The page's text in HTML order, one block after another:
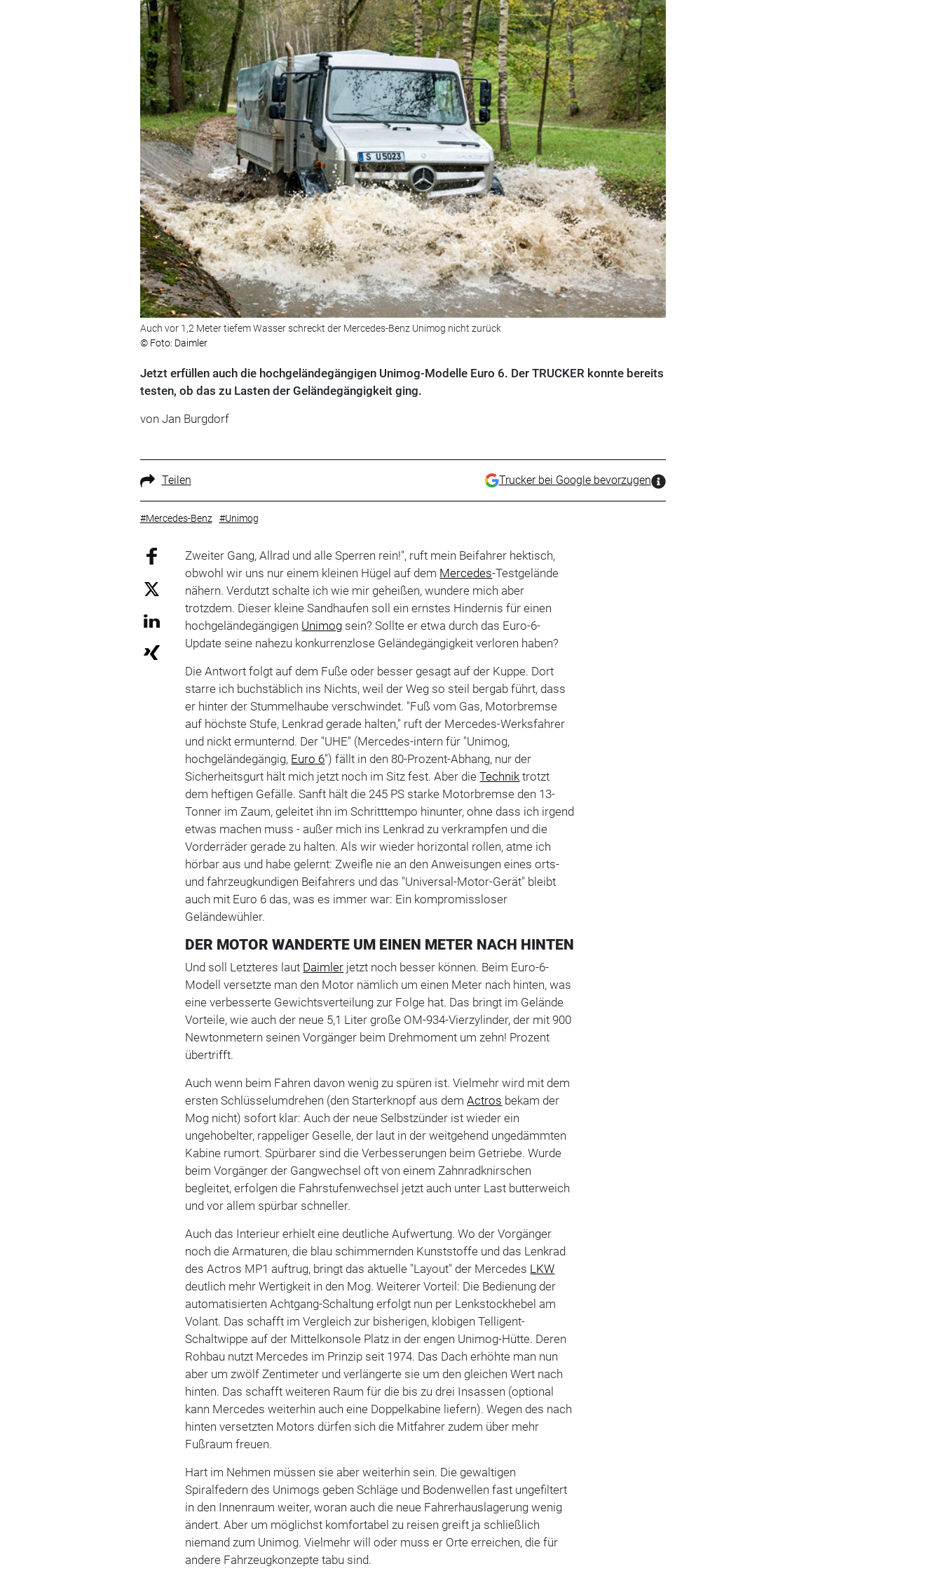
Auch vor 1,2 Meter tiefem Wasser schreckt der Mercedes-Benz Unimog nicht zurück
© Foto: Daimler
Jetzt erfüllen auch die hochgeländegängigen Unimog-Modelle Euro 6. Der TRUCKER konnte bereits
testen, ob das zu Lasten der Geländegängigkeit ging.
von Jan Burgdorf
Teilen Trucker bei Google bevorzugen
#Mercedes-Benz #Unimog
Zweiter Gang, Allrad und alle Sperren rein!", ruft mein Beifahrer hektisch,
obwohl wir uns nur einem kleinen Hügel auf dem Mercedes-Testgelände
nähern. Verdutzt schalte ich wie mir geheißen, wundere mich aber
trotzdem. Dieser kleine Sandhaufen soll ein ernstes Hindernis für einen
hochgeländegängigen Unimog sein? Sollte er etwa durch das Euro-6-
Update seine nahezu konkurrenzlose Geländegängigkeit verloren haben?
Die Antwort folgt auf dem Fuße oder besser gesagt auf der Kuppe. Dort
starre ich buchstäblich ins Nichts, weil der Weg so steil bergab führt, dass
er hinter der Stummelhaube verschwindet. "Fuß vom Gas, Motorbremse
auf höchste Stufe, Lenkrad gerade halten," ruft der Mercedes-Werksfahrer
und nickt ermunternd. Der "UHE" (Mercedes-intern für "Unimog,
hochgeländegängig, Euro 6") fällt in den 80-Prozent-Abhang, nur der
Sicherheitsgurt hält mich jetzt noch im Sitz fest. Aber dieTechnik trotzt
dem heftigen Gefälle. Sanft hält die 245 PS starke Motorbremse den 13-
Tonner im Zaum, geleitet ihn im Schritttempo hinunter, ohne dass ich irgend
etwas machen muss - außer mich ins Lenkrad zu verkrampfen und die
Vorderräder gerade zu halten. Als wir wieder horizontal rollen, atme ich
hörbar aus und habe gelernt: Zweifle nie an den Anweisungen eines orts-
und fahrzeugkundigen Beifahrers und das "Universal-Motor-Gerät" bleibt
auch mit Euro 6 das, was es immer war: Ein kompromissloser
Geländewühler.
DER MOTOR WANDERTE UM EINEN METER NACH HINTEN
Und soll Letzteres laut Daimler jetzt noch besser können. Beim Euro-6-
Modell versetzte man den Motor nämlich um einen Meter nach hinten, was
eine verbesserte Gewichtsverteilung zur Folge hat. Das bringt im Gelände
Vorteile, wie auch der neue 5,1 Liter große OM-934-Vierzylinder, der mit 900
Newtonmetern seinen Vorgänger beim Drehmoment um zehn! Prozent
übertrifft.
Auch wenn beim Fahren davon wenig zu spüren ist. Vielmehr wird mit dem
ersten Schlüsselumdrehen (den Starterknopf aus demActros bekam der
Mog nicht) sofort klar: Auch der neue Selbstzünder ist wieder ein
ungehobelter, rappeliger Geselle, der laut in der weitgehend ungedämmten
Kabine rumort. Spürbarer sind die Verbesserungen beim Getriebe. Wurde
beim Vorgänger der Gangwechsel oft von einem Zahnradknirschen
begleitet, erfolgen die Fahrstufenwechsel jetzt auch unter Last butterweich
und vor allem spürbar schneller.
Auch das Interieur erhielt eine deutliche Aufwertung. Wo der Vorgänger
noch die Armaturen, die blau schimmernden Kunststoffe und das Lenkrad
des Actros MP1 auftrug, bringt das aktuelle "Layout" der Mercedes LKW
deutlich mehr Wertigkeit in den Mog. Weiterer Vorteil: Die Bedienung der
automatisierten Achtgang-Schaltung erfolgt nun per Lenkstockhebel am
Volant. Das schafft im Vergleich zur bisherigen, klobigen Telligent-
Schaltwippe auf der Mittelkonsole Platz in der engen Unimog-Hütte. Deren
Rohbau nutzt Mercedes im Prinzip seit 1974. Das Dach erhöhte man nun
aber um zwölf Zentimeter und verlängerte sie um den gleichen Wert nach
hinten. Das schafft weiteren Raum für die bis zu drei Insassen (optional
kann Mercedes weiterhin auch eine Doppelkabine liefern). Wegen des nach
hinten versetzten Motors dürfen sich die Mitfahrer zudem über mehr
Fußraum freuen.
Hart im Nehmen müssen sie aber weiterhin sein. Die gewaltigen
Spiralfedern des Unimogs geben Schläge und Bodenwellen fast ungefiltert
in den Innenraum weiter, woran auch die neue Fahrerhauslagerung wenig
ändert. Aber um möglichst komfortabel zu reisen greift ja schließlich
niemand zum Unimog. Vielmehr will oder muss er Orte erreichen, die für
andere Fahrzeugkonzepte tabu sind.